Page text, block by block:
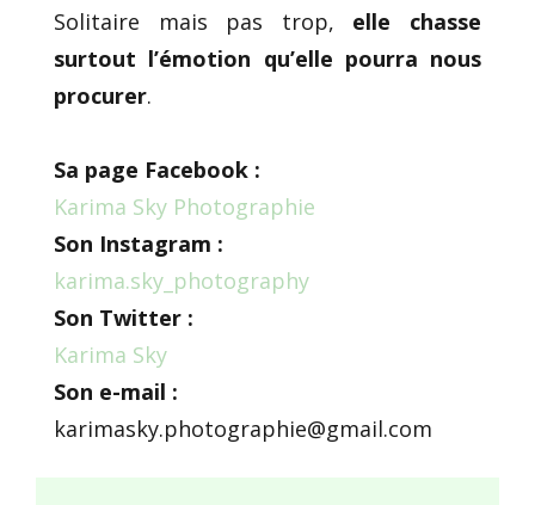
Solitaire mais pas trop, elle chasse
surtout l’émotion qu’elle pourra nous
procurer.
Sa page Facebook :
Karima Sky Photographie
Son Instagram :
karima.sky_photography
Son Twitter :
Karima Sky
Son e-mail :
karimasky.photographie@gmail.com